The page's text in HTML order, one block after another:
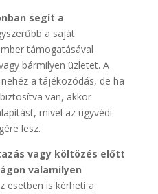
segít a
a saját
támogatásával
bármilyen üzletet. A
a tájékozódás, de ha
van, akkor
mivel az ügyvédi
lesz.
vagy költözés előtt
valamilyen
esetben is kérheti a